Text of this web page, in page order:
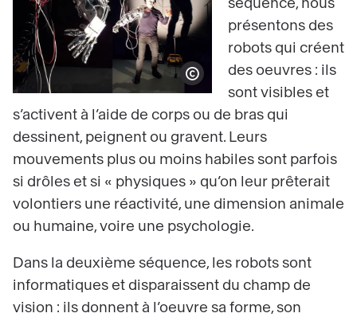
Afficher le copyright
séquence, nous
présentons des
robots qui créent
des oeuvres : ils
sont visibles et
s’activent à l’aide de corps ou de bras qui
dessinent, peignent ou gravent. Leurs
mouvements plus ou moins habiles sont parfois
si drôles et si « physiques » qu’on leur prêterait
volontiers une réactivité, une dimension animale
ou humaine, voire une psychologie.
Dans la deuxième séquence, les robots sont
informatiques et disparaissent du champ de
vision : ils donnent à l’oeuvre sa forme, son